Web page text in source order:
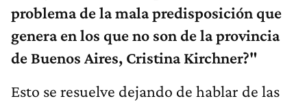
problema de la mala predisposición que
genera en los que no son de la provincia
de Buenos Aires, Cristina Kirchner?"
Esto se resuelve dejando de hablar de las